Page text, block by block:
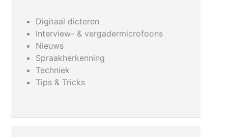
Digitaal dicteren
Interview- & vergadermicrofoons
Nieuws
Spraakherkenning
Techniek
Tips & Tricks